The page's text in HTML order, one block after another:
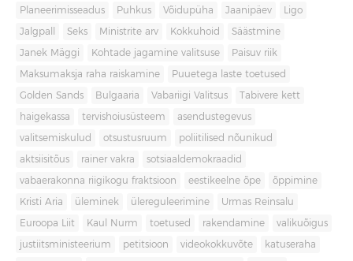
Planeerimisseadus Puhkus Võidupüha Jaanipäev Ligo
Jalgpall Seks Ministrite arv Kokkuhoid Säästmine
Janek Mäggi Kohtade jagamine valitsuse Paisuv riik
Maksumaksja raha raiskamine Puuetega laste toetused
Golden Sands Bulgaaria Vabariigi Valitsus Tabivere kett
haigekassa tervishoiusüsteem asendustegevus
valitsemiskulud otsustusruum poliitilised nõunikud
aktsiisitõus rainer vakra sotsiaaldemokraadid
vabaerakonna riigikogu fraktsioon eestikeelne õpe õppimine
Kristi Aria üleminek ülereguleerimine Urmas Reinsalu
Euroopa Liit Kaul Nurm toetused rakendamine valikuõigus
justiitsministeerium petitsioon videokokkuvõte katuseraha